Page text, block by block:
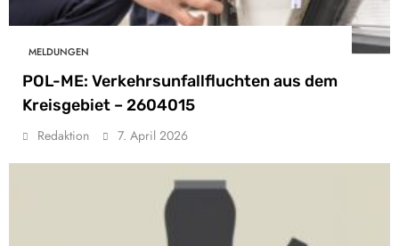
MELDUNGEN
POL-ME: Verkehrsunfallfluchten aus dem
Kreisgebiet – 2604015
Redaktion 7. April 2026